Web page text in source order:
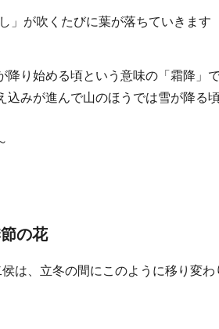
降り始める頃という意味の「霜降」
みが進んで山のほうでは雪が降る頃
の花
は、立冬の間にこのように移り変わ